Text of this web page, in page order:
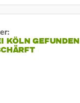
KÖLN GEFUNDEN